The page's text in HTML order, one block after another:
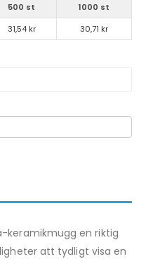
500 st
1000 st
31,54 kr 30,71 kr
keramikmugg en riktig
att tydligt visa en